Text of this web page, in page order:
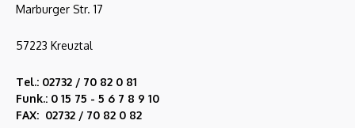
Marburger Str. 17
57223 Kreuztal
Tel.: 02732 / 70 82 0 81
Funk.: 0 15 75 - 5 6 7 8 9 10
FAX: 02732 / 70 82 0 82